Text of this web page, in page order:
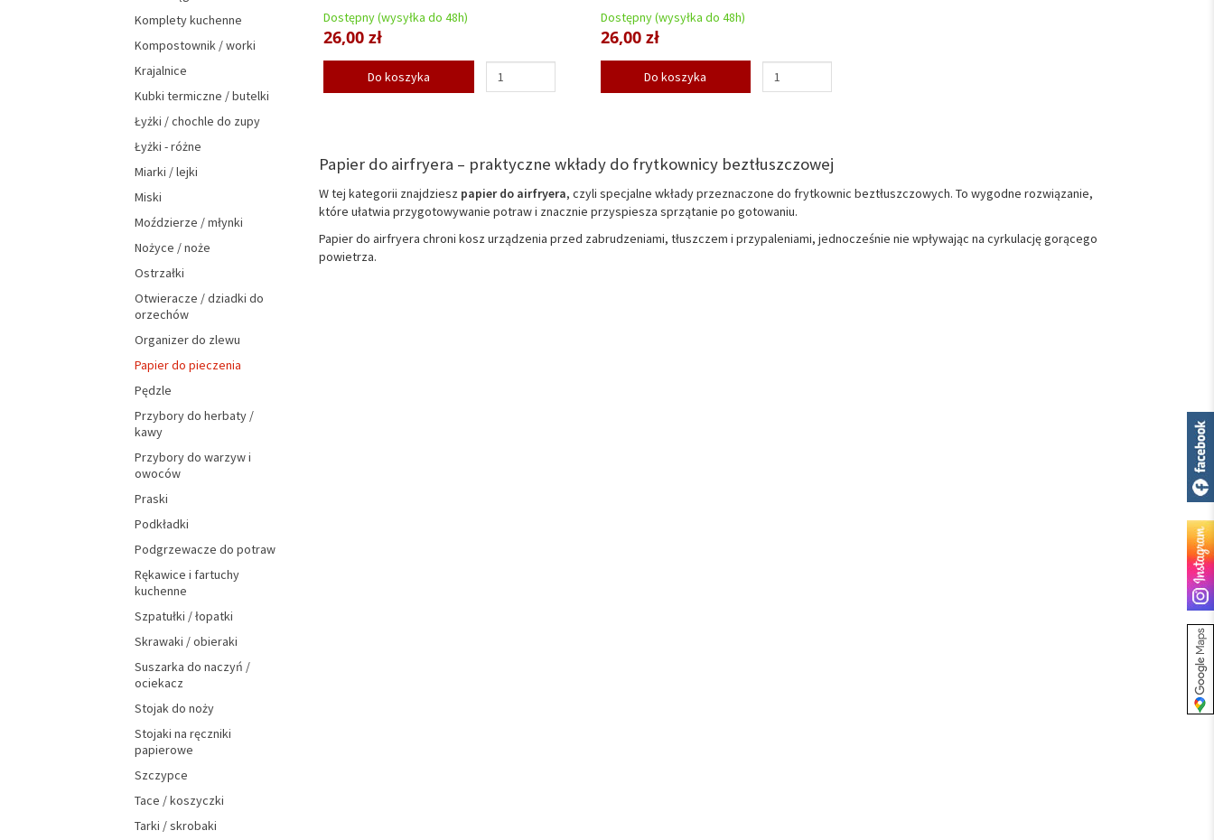
Dostępny (wysyłka do 48h)
26,00 zł
Do koszyka
Dostępny (wysyłka do 48h)
26,00 zł
Do koszyka
Papier do airfryera – praktyczne wkłady do frytkownicy beztłuszczowej
W tej kategorii znajdziesz papier do airfryera, czyli specjalne wkłady przeznaczone do frytkownic beztłuszczowych. To wygodne rozwiązanie,
które ułatwia przygotowywanie potraw i znacznie przyspiesza sprzątanie po gotowaniu.
Papier do airfryera chroni kosz urządzenia przed zabrudzeniami, tłuszczem i przypaleniami, jednocześnie nie wpływając na cyrkulację gorącego
powietrza.
Komplety kuchenne
Kompostownik / worki
Krajalnice
Kubki termiczne / butelki
Łyżki / chochle do zupy
Łyżki - różne
Miarki / lejki
Miski
Moździerze / młynki
Nożyce / noże
Ostrzałki
Otwieracze / dziadki do
orzechów
Organizer do zlewu
Papier do pieczenia
Pędzle
Przybory do herbaty /
kawy
Przybory do warzyw i
owoców
Praski
Podkładki
Podgrzewacze do potraw
Rękawice i fartuchy
kuchenne
Szpatułki / łopatki
Skrawaki / obieraki
Suszarka do naczyń /
ociekacz
Stojak do noży
Stojaki na ręczniki
papierowe
Szczypce
Tace / koszyczki
Tarki / skrobaki